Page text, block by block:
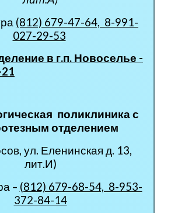
(812) 679-47-64, 8-991-
027-29-53
в г.п. Новоселье -
поликлиника с
отделением
ул. Еленинская д. 13,
лит.И)
– (812) 679-68-54, 8-953-
372-84-14